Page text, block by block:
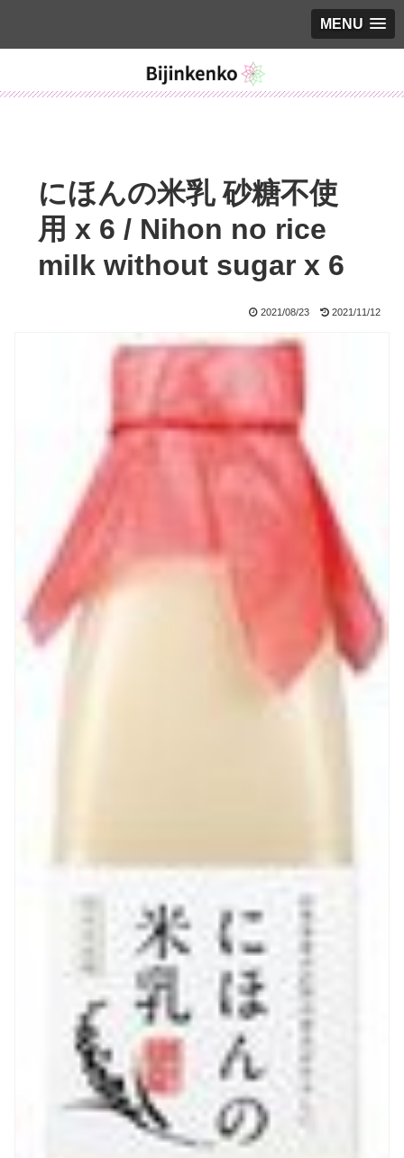
MENU
にほんの米乳 砂糖不使
用 x 6 / Nihon no rice
milk without sugar x 6
2021/08/23 2021/11/12